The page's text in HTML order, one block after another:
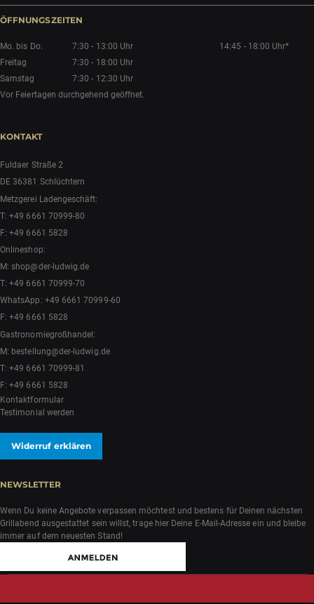
ÖFFNUNGSZEITEN
Mo. bis Do. 7:30 - 13:00 Uhr
14:45 - 18:00 Uhr*
Freitag
7:30 - 18:00 Uhr
Samstag
7:30 - 12:30 Uhr
Vor Feiertagen durchgehend geöffnet.
KONTAKT
Fuldaer Straße 2
DE 36381 Schlüchtern
Metzgerei Ladengeschäft:
T:+49 6661 70999-80
F: +49 6661 5828
Onlineshop:
M:shop@der-ludwig.de
T:+49 6661 70999-70
WhatsApp: +49 6661 70999-60
F: +49 6661 5828
Gastronomiegroßhandel:
M: bestellung@der-ludwig.de
T:+49 6661 70999-81
F: +49 6661 5828
Kontaktformular
Testimonial werden
Widerruf erklären
NEWSLETTER
Wenn Du keine Angebote verpassen möchtest und bestens für Deinen nächsten
Grillabend ausgestattet sein willst, trage hier Deine E-Mail-Adresse ein und bleibe
immer auf dem neuesten Stand!